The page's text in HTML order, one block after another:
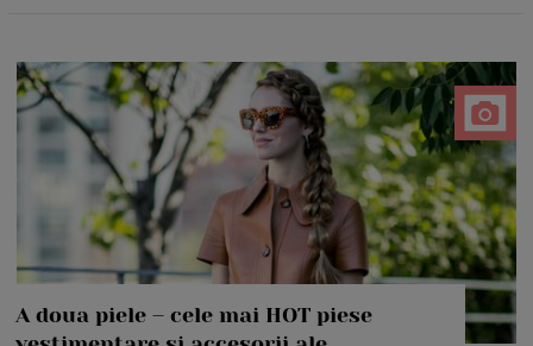
A doua piele – cele mai HOT piese